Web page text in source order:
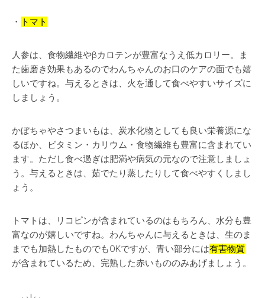
・ トマト
人参は、食物繊維やβカロテンが豊富なうえ低カロリー。ま
た歯磨き効果もあるのでわんちゃんのお口のケアの面でも嬉
しいですね。与えるときは、火を通して食べやすいサイズに
しましょう。
かぼちゃやさつまいもは、炭水化物としても良い栄養源にな
るほか、ビタミン・カリウム・食物繊維も豊富に含まれてい
ます。ただし食べ過ぎは肥満や病気の元なので注意しましょ
う。与えるときは、茹でたり蒸したりして食べやすくしまし
ょう。
トマトは、リコピンが含まれているのはもちろん、水分も豊
富なのが嬉しいですね。わんちゃんに与えるときは、生のま
までも加熱したものでもOKですが、青い部分には有害物質
が含まれているため、完熟した赤いもののみあげましょう。